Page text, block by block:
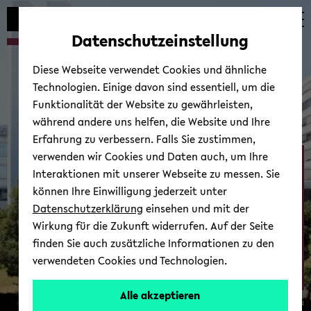
Automatische
vermeiden
zum
wechseln
zum
wechseln
zum
wechseln
Ab­tei­lung Psy­cho­lo­gie
© Uni­ver­si­tät Bie­le­feld
Datenschutzeinstellung
Diese Webseite verwendet Cookies und ähnliche
Technologien. Einige davon sind essentiell, um die
Funktionalität der Website zu gewährleisten,
während andere uns helfen, die Website und Ihre
Erfahrung zu verbessern. Falls Sie zustimmen,
verwenden wir Cookies und Daten auch, um Ihre
Interaktionen mit unserer Webseite zu messen. Sie
können Ihre Einwilligung jederzeit unter
Datenschutzerklärung einsehen und mit der
Wirkung für die Zukunft widerrufen. Auf der Seite
finden Sie auch zusätzliche Informationen zu den
verwendeten Cookies und Technologien.
Alle akzeptieren